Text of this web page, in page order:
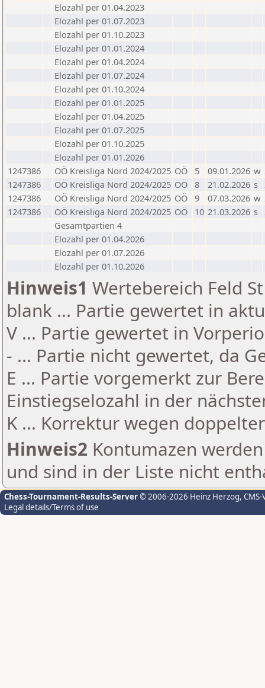
Elozahl per 01.04.2023
Elozahl per 01.07.2023
Elozahl per 01.10.2023
Elozahl per 01.01.2024
Elozahl per 01.04.2024
Elozahl per 01.07.2024
Elozahl per 01.10.2024
Elozahl per 01.01.2025
Elozahl per 01.04.2025
Elozahl per 01.07.2025
Elozahl per 01.10.2025
Elozahl per 01.01.2026
1247386
OÖ Kreisliga Nord 2024/2025 OÖ 5 09.01.2026 w
1247386
OÖ Kreisliga Nord 2024/2025 OÖ 8 21.02.2026 s
1247386
OÖ Kreisliga Nord 2024/2025 OÖ 9 07.03.2026 w
1247386
OÖ Kreisliga Nord 2024/2025 OÖ 10 21.03.2026 s
Gesamtpartien 4
Elozahl per 01.04.2026
Elozahl per 01.07.2026
Elozahl per 01.10.2026
Hinweis1 Wertebereich Feld
blank ... Partie gewertet in
V ... Partie gewertet in
- ... Partie nicht gewertet, da
E ... Partie vorgemerkt zur
Einstiegselozahl in der
K ... Korrektur wegen
Hinweis2 Kontumazen
und sind in der Liste nicht
Chess-Tournament-Results-Server© 2006-2026 Heinz Herzog,
Legal details/Terms of use